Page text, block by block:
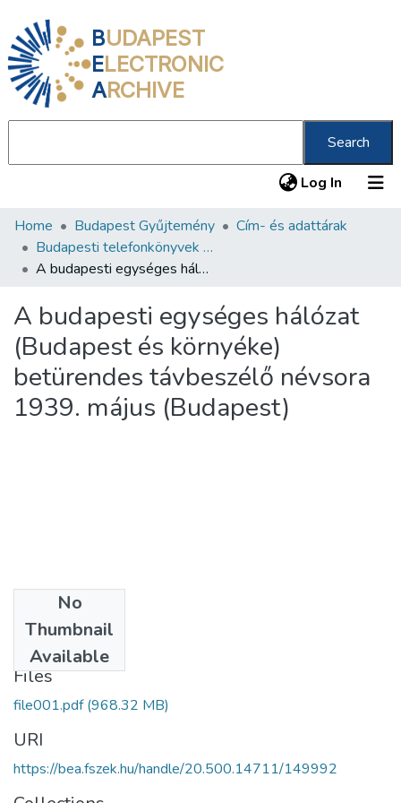
BUDAPEST
ELECTRONIC
ARCHIVE
Search
Log In (current)
Communities & Collections
All of DSpace
About us
Home Budapest Gyűjtemény
Cím- és adattárak
Budapesti telefonkönyvek 1906-1950
A budapesti egységes hálózat (Budapest és környéke) betürendes távbeszélő névsora 1939. május (Budapest)
A budapesti egységes hálózat
(Budapest és környéke)
betürendes távbeszélő névsora
1939. május (Budapest)
No
Thumbnail
Available
1939
Files
file001.pdf(968.32 MB)
URI
https://bea.fszek.hu/handle/20.500.14711/149992